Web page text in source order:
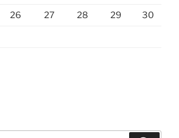
26 27 28 29 30